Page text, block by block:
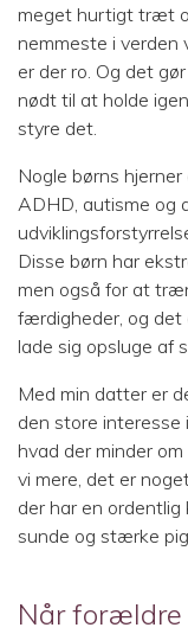
meget hurtigt træt
nemmeste i verden
er der ro. Og det
nødt til at holde
styre det.
Nogle børns
ADHD, autisme og
Disse børn har
men også for at
færdigheder, og det
lade sig opsluge af
Med min datter er
den store interesse
hvad der minder
vi mere, det er
der har en
sunde og stærke
Når